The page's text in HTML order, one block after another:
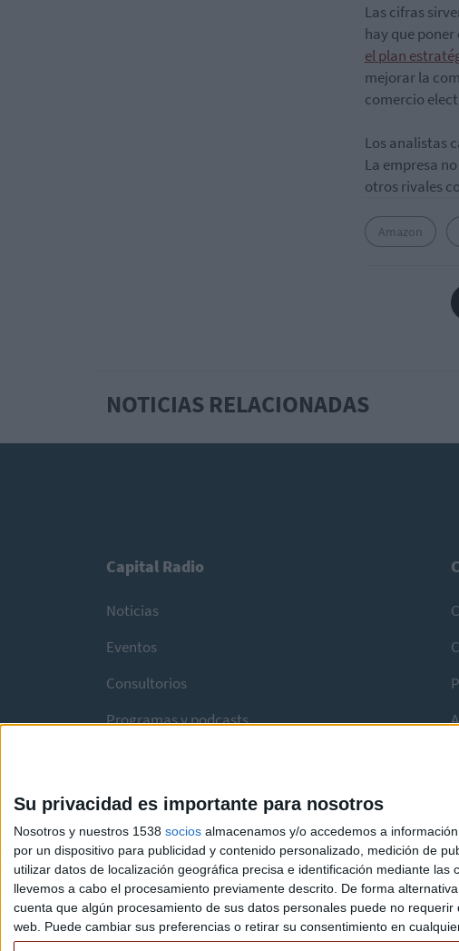
Su privacidad es importante para nosotros
Nosotros y nuestros 1538 socios almacenamos y/o accedemos a
por un dispositivo para publicidad y contenido personalizado, medición de
utilizar datos de localización geográfica precisa e identificación mediante
llevemos a cabo el procesamiento previamente descrito. De forma
cuenta que algún procesamiento de sus datos personales puede no
web. Puede cambiar sus preferencias o retirar su consentimiento en
Las cifras
hay que poner
el plan
mejorar la
comercio
Los analistas
La empresa
otros rivales
Amazon
NOTICIAS RELACIONADAS
Capital Radio
Noticias
Eventos
Consultorios
Programas y podcasts